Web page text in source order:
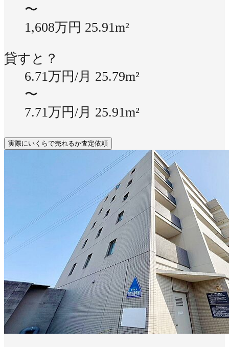
〜
1,608万円 25.91m²
貸すと？
6.71万円/月 25.79m²
〜
7.71万円/月 25.91m²
実際にいくらで売れるか査定依頼